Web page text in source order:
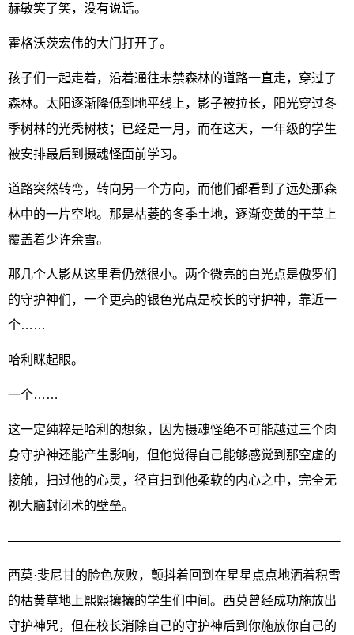
赫敏笑了笑，没有说话。
霍格沃茨宏伟的大门打开了。
孩子们一起走着，沿着通往未禁森林的道路一直走，穿过了
森林。太阳逐渐降低到地平线上，影子被拉长，阳光穿过冬
季树林的光秃树枝；已经是一月，而在这天，一年级的学生
被安排最后到摄魂怪面前学习。
道路突然转弯，转向另一个方向，而他们都看到了远处那森
林中的一片空地。那是枯萎的冬季土地，逐渐变黄的干草上
覆盖着少许余雪。
那几个人影从这里看仍然很小。两个微亮的白光点是傲罗们
的守护神们，一个更亮的银色光点是校长的守护神，靠近一
个……
哈利眯起眼。
一个……
这一定纯粹是哈利的想象，因为摄魂怪绝不可能越过三个肉
身守护神还能产生影响，但他觉得自己能够感觉到那空虚的
接触，扫过他的心灵，径直扫到他柔软的内心之中，完全无
视大脑封闭术的壁垒。
——————————————————————————-
西莫·斐尼甘的脸色灰败，颤抖着回到在星星点点地洒着积雪
的枯黄草地上熙熙攘攘的学生们中间。西莫曾经成功施放出
守护神咒，但在校长消除自己的守护神后到你施放你自己的